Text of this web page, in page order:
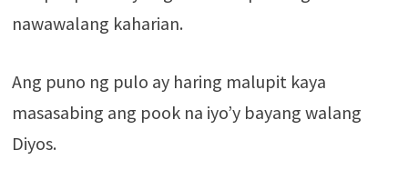
nawawalang kaharian.
Ang puno ng pulo ay haring malupit kaya
masasabing ang pook na iyo’y bayang walang
Diyos.